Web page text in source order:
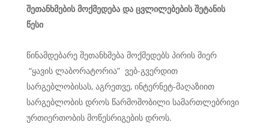
შეთანხმების მოქმედება და ცვლილებების შეტანის
წესი
წინამდებარე შეთანხმება მოქმედებს პირის მიერ
“ყავის ლაბორატორია” ვებ-გვერდით
სარგებლობისას, აგრეთვე, ინტერნეტ-მაღაზიით
სარგებლობის დროს წარმოშობილი სამართლებრივი
ურთიერთობის მოწესრიგების დროს.